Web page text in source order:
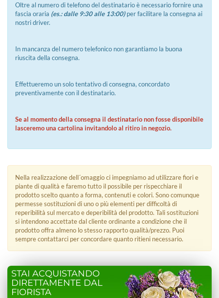
Oltre al numero di telefono del destinatario è necessario fornire una
fascia oraria (es.: dalle 9:30 alle 13:00)per facilitare la consegna ai
nostri driver.
In mancanza del numero telefonico non garantiamo la buona
riuscita della consegna.
Effettueremo un solo tentativo di consegna, concordato
preventivamente con il destinatario.
Se al momento della consegna il destinatario non fosse disponibile
lasceremo una cartolina invitandolo al ritiro in negozio.
Nella realizzazione dell´omaggio ci impegniamo ad utilizzare fiori e
piante di qualità e faremo tutto il possibile per rispecchiare il
prodotto scelto quanto a forma, contenuti e colori. Sono comunque
permesse sostituzioni di uno o più elementi per difficoltà di
reperibilità sul mercato e deperibilità del prodotto. Tali sostituzioni
si intendono accettate dal cliente ordinante a condizione che il
prodotto offra almeno lo stesso rapporto qualità/prezzo. Puoi
sempre contattarci per concordare quanto ritieni necessario.
STAI ACQUISTANDO
DIRETTAMENTE DAL
FIORISTA